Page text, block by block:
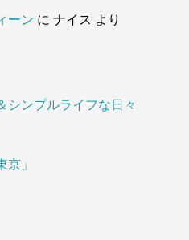
ーン に ナイス より
シンプルライフな日々
京」